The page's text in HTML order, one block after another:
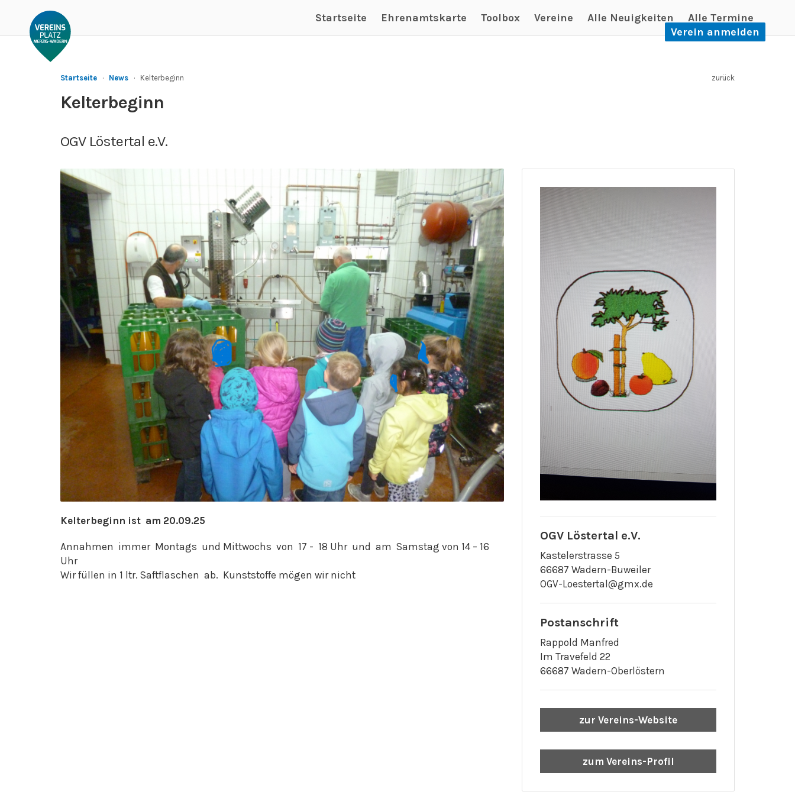
Startseite Ehrenamtskarte Toolbox Vereine Alle Neuigkeiten
Alle Termine
Verein anmelden
Startseite · News · Kelterbeginn zurück
Kelterbeginn
OGV Löstertal e.V.
Kelterbeginn ist am 20.09.25
Annahmen immer Montags und Mittwochs von 17 - 18 Uhr und am Samstag von 14 – 16
Uhr
Wir füllen in 1 ltr. Saftflaschen ab. Kunststoffe mögen wir nicht
OGV Löstertal e.V.
Kastelerstrasse 5
66687 Wadern-Buweiler
OGV-Loestertal@gmx.de
Postanschrift
Rappold Manfred
Im Travefeld 22
66687 Wadern-Oberlöstern
zur Vereins-Website
zum Vereins-Profil